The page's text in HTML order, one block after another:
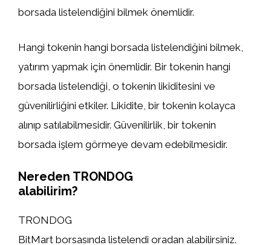
borsada listelendiğini bilmek önemlidir.
Hangi tokenin hangi borsada listelendiğini bilmek,
yatırım yapmak için önemlidir. Bir tokenin hangi
borsada listelendiği, o tokenin likiditesini ve
güvenilirliğini etkiler. Likidite, bir tokenin kolayca
alınıp satılabilmesidir. Güvenilirlik, bir tokenin
borsada işlem görmeye devam edebilmesidir.
Nereden TRONDOG
alabilirim?
TRONDOG
BitMart borsasında listelendi oradan alabilirsiniz.